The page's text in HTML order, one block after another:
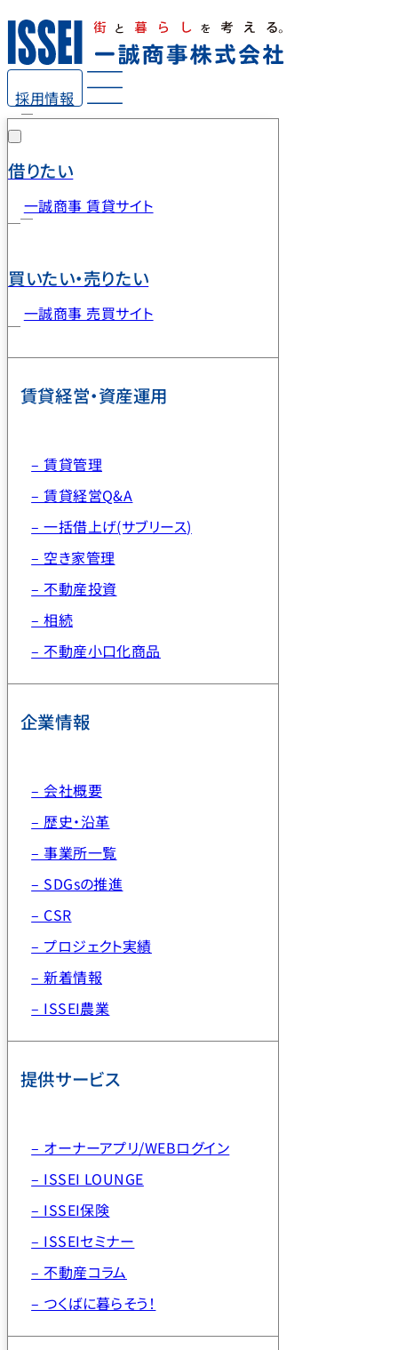
採用情報
借りたい
一誠商事 賃貸サイト
買いたい・売りたい
一誠商事 売買サイト
賃貸経営・資産運用
– 賃貸管理
– 賃貸経営Q&A
– 一括借上げ(サブリース)
– 空き家管理
– 不動産投資
– 相続
– 不動産小口化商品
企業情報
– 会社概要
– 歴史・沿革
– 事業所一覧
– SDGsの推進
– CSR
– プロジェクト実績
– 新着情報
– ISSEI農業
提供サービス
– オーナーアプリ/WEBログイン
– ISSEI LOUNGE
– ISSEI保険
– ISSEIセミナー
– 不動産コラム
– つくばに暮らそう！